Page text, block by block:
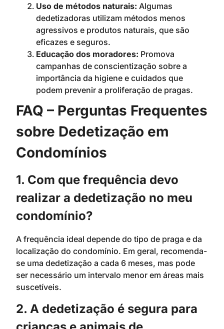
Uso de métodos naturais: Algumas
dedetizadoras utilizam métodos menos
agressivos e produtos naturais, que são
eficazes e seguros.
Educação dos moradores: Promova
campanhas de conscientização sobre a
importância da higiene e cuidados que
podem prevenir a proliferação de pragas.
FAQ – Perguntas Frequentes
sobre Dedetização em
Condomínios
1. Com que frequência devo
realizar a dedetização no meu
condomínio?
A frequência ideal depende do tipo de praga e da
localização do condomínio. Em geral, recomenda-
se uma dedetização a cada 6 meses, mas pode
ser necessário um intervalo menor em áreas mais
suscetíveis.
2. A dedetização é segura para